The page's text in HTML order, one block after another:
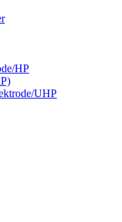
HP
UHP